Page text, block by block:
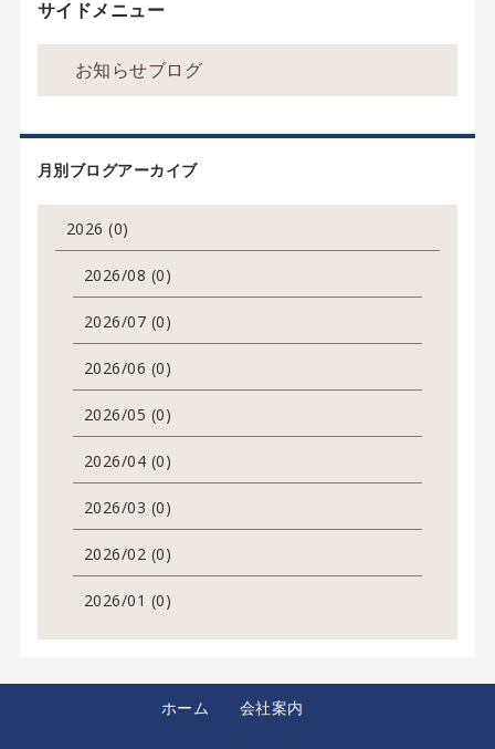
サイドメニュー
お知らせブログ
月別ブログアーカイブ
2026 (0)
2026/08 (0)
2026/07 (0)
2026/06 (0)
2026/05 (0)
2026/04 (0)
2026/03 (0)
2026/02 (0)
2026/01 (0)
ホーム 会社案内